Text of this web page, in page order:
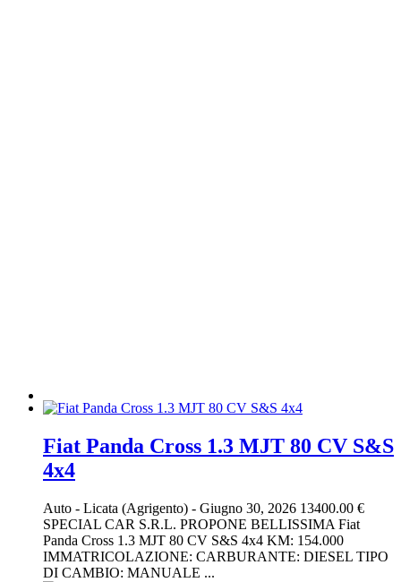
Fiat Panda Cross 1.3 MJT 80 CV S&S
4x4
Auto - Licata (Agrigento) - Giugno 30, 2026 13400.00 €
SPECIAL CAR S.R.L. PROPONE BELLISSIMA Fiat
Panda Cross 1.3 MJT 80 CV S&S 4x4 KM: 154.000
IMMATRICOLAZIONE: CARBURANTE: DIESEL TIPO
DI CAMBIO: MANUALE ...